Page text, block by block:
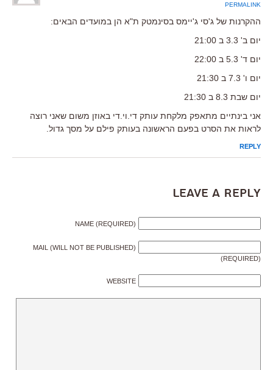
PERMALINK
ההקרנות של ג'סי ג'יימס בסינמטק ת"א הן במועדים הבאים:
יום ב' 3.3 ב 21:00
יום ד' 5.3 ב 22:00
יום ו' 7.3 ב 21:30
יום שבת 8.3 ב 21:30
אני בינתיים מתאפק מלקחת עותק די.וי.די באוזן משום שאני רוצה
לראות את הסרט בפעם הראשונה בעותק פילם על מסך גדול.
REPLY
Leave a Reply
NAME (REQUIRED)
MAIL (WILL NOT BE PUBLISHED)
(REQUIRED)
WEBSITE